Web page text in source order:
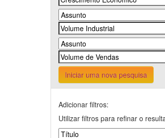
Iniciar uma nova pesquisa
Adicionar filtros:
Utilizar filtros para refinar o